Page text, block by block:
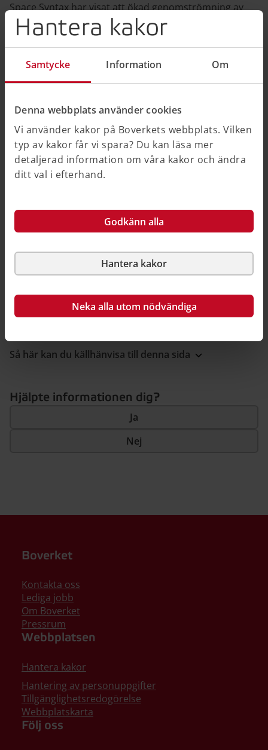
Hantera kakor
Samtycke Information Om
Denna webbplats använder cookies
Vi använder kakor på Boverkets webbplats. Vilken
typ av kakor får vi spara? Du kan läsa mer
detaljerad information om våra kakor och ändra
ditt val i efterhand.
Godkänn alla
Hantera kakor
Neka alla utom nödvändiga
Space Syntax har visat att ökad genomströmning av
människor i ett område kan leda till att antalet brott
minskar. Genomströmningen av människor på en plats
har stor betydelse för känslan av trygghet och därför
har utformningen av en ort och dess stråk betydelse
för vilken grad av trygghet som upplevs på olika
Relaterad information
På andra webbplatser
Spacescape
2019
Så här kan du källhänvisa till denna sida
Hjälpte informationen dig?
Ja
Nej
Boverket
Kontakta oss
Lediga jobb
Om Boverket
Pressrum
Webbplatsen
Hantera kakor
Hantering av personuppgifter
Tillgänglighetsredogörelse
Webbplatskarta
Följ oss